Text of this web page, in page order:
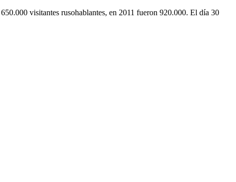
visitantes rusohablantes, en 2011 fueron 920.000. El día 30